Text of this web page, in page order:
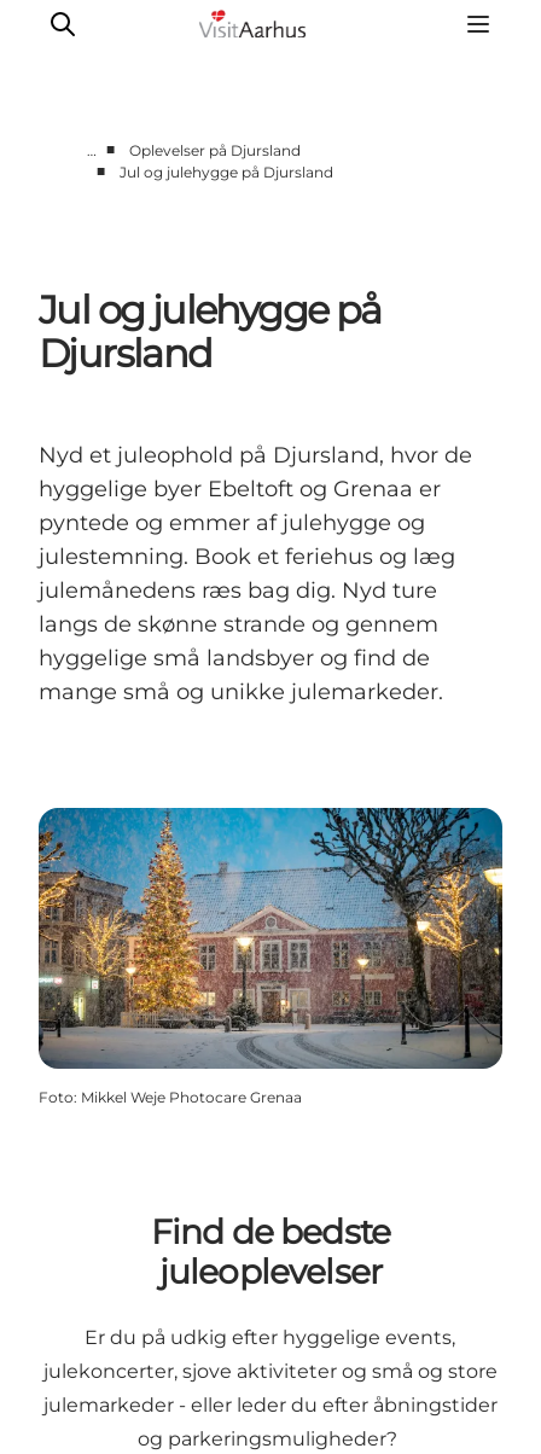
Randers
Silkeborg
Viborg
… ■
Oplevelser på Djursland
■
Jul og julehygge på Djursland
Jul og julehygge på
Djursland
Nyd et juleophold på Djursland, hvor de
hyggelige byer Ebeltoft og Grenaa er
pyntede og emmer af julehygge og
julestemning. Book et feriehus og læg
julemånedens ræs bag dig. Nyd ture
langs de skønne strande og gennem
hyggelige små landsbyer og find de
mange små og unikke julemarkeder.
Foto: Mikkel Weje Photocare Grenaa
Find de bedste
juleoplevelser
Er du på udkig efter hyggelige events,
julekoncerter, sjove aktiviteter og små og store
julemarkeder - eller leder du efter åbningstider
og parkeringsmuligheder?